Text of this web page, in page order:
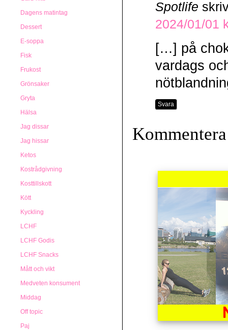
Dagens matintag
Dessert
E-soppa
Fisk
Frukost
Grönsaker
Gryta
Hälsa
Jag dissar
Jag hissar
Ketos
Kostrådgivning
Kosttillskott
Kött
Kyckling
LCHF
LCHF Godis
LCHF Snacks
Mått och vikt
Medveten konsument
Middag
Off topic
Paj
Spotlife
2024/01/01
[…] på
vardags
Svara
Kommentera